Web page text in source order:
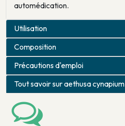
automédication.
Utilisation
Composition
Précautions d'emploi
Tout savoir sur aethusa cynapium